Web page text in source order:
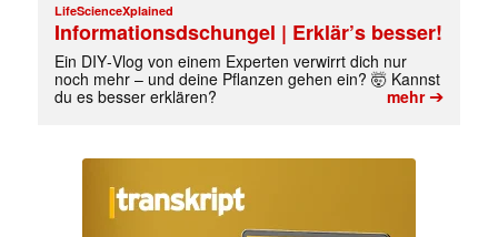
LifeScienceXplained
Informationsdschungel | Erklär’s besser!
Ein DIY‑Vlog von einem Experten verwirrt dich nur
noch mehr – und deine Pflanzen gehen ein? 🤯 Kannst
du es besser erklären?
mehr➔